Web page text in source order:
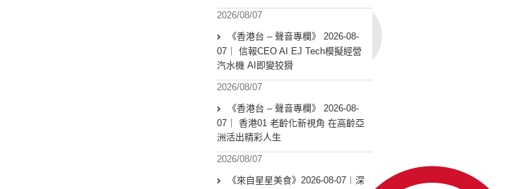
2026/08/07
《香港台 – 聲音專欄》 2026-08-
07｜ 信報CEO AI EJ Tech模擬經營
汽水機 AI即變狡猾
2026/08/07
《香港台 – 聲音專欄》 2026-08-
07｜ 香港01 老齡化新視角 在高齡亞
洲活出精彩人生
2026/08/07
《來自星星美食》2026-08-07︱深